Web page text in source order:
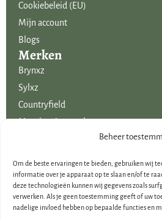
Beheer
Om de beste ervaringen te bieden, gebruiken wij
informatie over je apparaat op te slaan en/of te
deze technologieën kunnen wij gegevens zoals
verwerken. Als je geen toestemming geeft of uw
nadelige invloed hebben op bepaalde functies en
Cookiebeleid (EU)
Mijn account
Blogs
Merken
Brynxz
Sylxz
Countryfield
Mansion Atmosphere
Uitgelicht voor jou!
Voordelige boeketten kunstbloemen
Woondecoraties
Cadeau-artikelen